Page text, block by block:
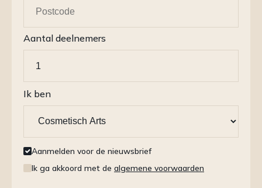
Aantal deelnemers
Ik ben
Aanmelden voor de nieuwsbrief
Ik ga akkoord met de algemene voorwaarden